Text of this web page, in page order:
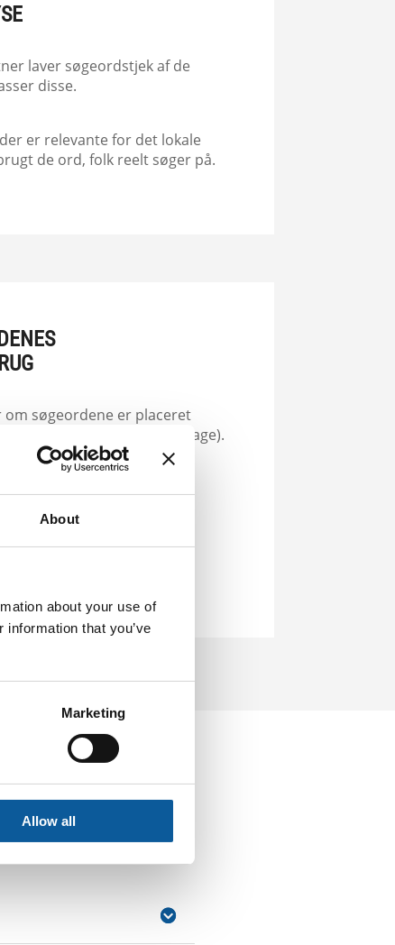
About
about your use of
that you’ve
Marketing
Allow all
laver søgeordstjek af de
disse.
er relevante for det lokale
de ord, folk reelt søger på.
om søgeordene er placeret
de rigtige steder (evt. on page).
tekst uanset sprog.